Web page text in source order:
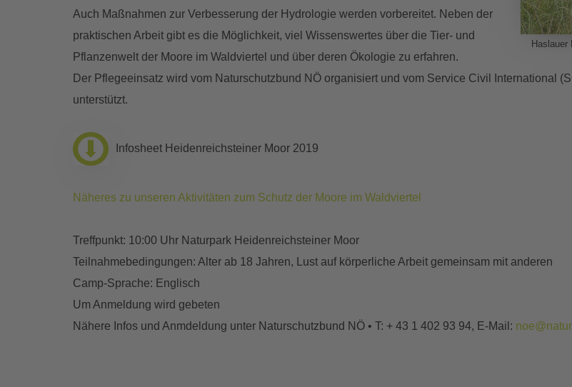
Haslauer
Auch Maßnahmen zur Verbesserung der Hydrologie werden vorbereitet. Neben der
praktischen Arbeit gibt es die Möglichkeit, viel Wissenswertes über die Tier- und
Pflanzenwelt der Moore im Waldviertel und über deren Ökologie zu erfahren.
Der Pflegeeinsatz wird vom Naturschutzbund NÖ organisiert und vom Service Civil International
unterstützt.
Infosheet Heidenreichsteiner Moor 2019
Näheres zu unseren Aktivitäten zum Schutz der Moore im Waldviertel
Treffpunkt: 10:00 Uhr Naturpark Heidenreichsteiner Moor
Teilnahmebedingungen: Alter ab 18 Jahren, Lust auf körperliche Arbeit gemeinsam mit anderen
Camp-Sprache: Englisch
Um Anmeldung wird gebeten
Nähere Infos und Anmdeldung unter Naturschutzbund NÖ • T: + 43 1 402 93 94, E-Mail: